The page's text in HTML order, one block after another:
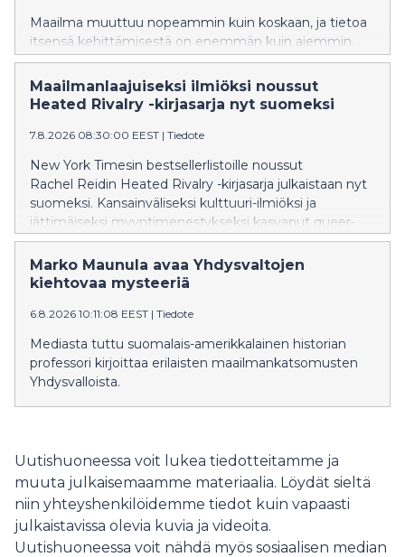
Maailma muuttuu nopeammin kuin koskaan, ja tietoa
itsensä kehittämisestä on enemmän kuin aiemmin.
Moni tietää, mitä pitäisi tehdä, mutta pysyvän
muutoksen tekeminen jää toteutumatta. Samalla
työelämän vaatimukset kasvavat, epävarmuus
lisääntyy ja yhä useampi etsii keinoja rakentaa kestävää
suorituskykyä, hyvinvointia ja merkityksellisyyttä. Tästä
Maailmanlaajuiseksi ilmiöksi noussut
Heated Rivalry -kirjasarja nyt suomeksi
7.8.2026 08:30:00 EEST | Tiedote
New York Timesin bestsellerlistoille noussut
Rachel Reidin Heated Rivalry -kirjasarja julkaistaan nyt
suomeksi. Kansainväliseksi kulttuuri-ilmiöksi ja
jättimäiseksi myyntimenestykseksi kasvanut queer-
jääkiekkoromanssien sarja käynnistyy elokuussa
teoksella Game Changer – Käänteentekijä.
Marko Maunula avaa Yhdysvaltojen
kiehtovaa mysteeriä
6.8.2026 10:11:08 EEST | Tiedote
Mediasta tuttu suomalais-amerikkalainen historian
professori kirjoittaa erilaisten maailmankatsomusten
Yhdysvalloista.
Uutishuoneessa voit lukea tiedotteitamme ja
muuta julkaisemaamme materiaalia. Löydät sieltä
niin yhteyshenkilöidemme tiedot kuin vapaasti
julkaistavissa olevia kuvia ja videoita.
Uutishuoneessa voit nähdä myös sosiaalisen median